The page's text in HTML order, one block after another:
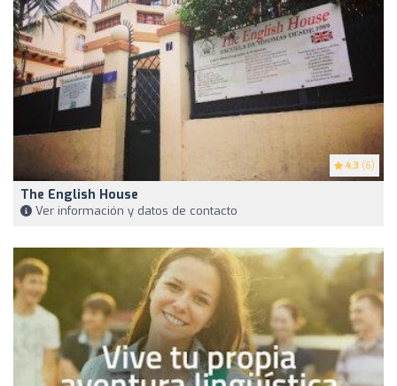
4.3 (6)
The English House
Ver información y datos de contacto